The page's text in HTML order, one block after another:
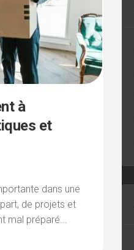
à
et
dans une
de projets et
mal préparé...